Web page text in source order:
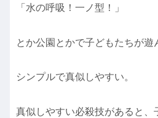
「水の呼吸！一ノ型！」
とか公園とかで子どもたちが遊
シンプルで真似しやすい。
真似しやすい必殺技があると、